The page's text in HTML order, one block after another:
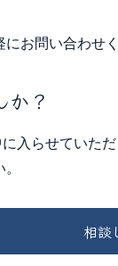
お問い合わせく
か？
入らせていただ
相談